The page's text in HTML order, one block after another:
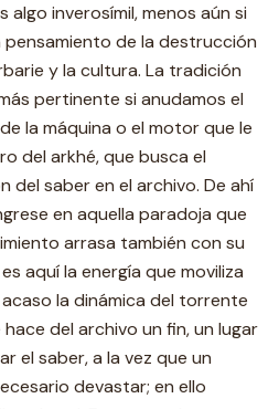
algo inverosímil, menos aún si
de la destrucción
y la cultura. La tradición
pertinente si anudamos el
la máquina o el motor que le
del arkhé, que busca el
del saber en el archivo. De ahí
en aquella paradoja que
arrasa también con su
aquí la energía que moviliza
la dinámica del torrente
del archivo un fin, un lugar
el saber, a la vez que un
devastar; en ello